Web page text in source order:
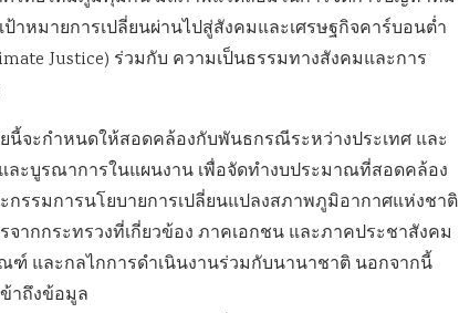
าหมายการเปลี่ยนผ่านไปสู่สังคมและเศรษฐกิจคาร์บอนต่ำ
Justice) ร่วมกับ ความเป็นธรรมทางสังคมและการ
นี้จะกำหนดให้สอดคล้องกับพันธกรณีระหว่างประเทศ และ
ละบูรณาการในแผนงาน เพื่อจัดทำงบประมาณที่สอดคล้อง
รรมการนโยบายการเปลี่ยนแปลงสภาพภูมิอากาศแห่งชาติ
ากกระทรวงที่เกี่ยวข้อง ภาคเอกชน และภาคประชาสังคม
และกลไกการดำเนินงานร่วมกับนานาชาติ นอกจากนี้
าถึงข้อมูล